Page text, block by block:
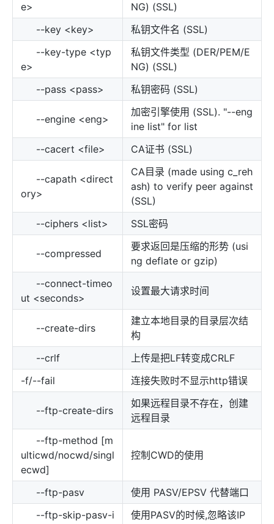
e>
NG) (SSL)
--key <key>
私钥文件名 (SSL)
--key-type <typ
e>
私钥文件类型 (DER/PEM/E
NG) (SSL)
--pass <pass>
私钥密码 (SSL)
--engine <eng>
加密引擎使用 (SSL). "--eng
ine list" for list
--cacert <file>
CA证书 (SSL)
--capath <direct
ory>
CA目录 (made using c_reh
ash) to verify peer against
(SSL)
--ciphers <list>
SSL密码
--compressed
要求返回是压缩的形势 (usi
ng deflate or gzip)
--connect-timeo
ut <seconds>
设置最大请求时间
--create-dirs
建立本地目录的目录层次结
构
--crlf
上传是把LF转变成CRLF
-f/--fail
连接失败时不显示http错误
--ftp-create-dirs
如果远程目录不存在，创建
远程目录
--ftp-method [m
ulticwd/nocwd/singl
ecwd]
控制CWD的使用
--ftp-pasv
使用 PASV/EPSV 代替端口
--ftp-skip-pasv-i
使用PASV的时候,忽略该IP